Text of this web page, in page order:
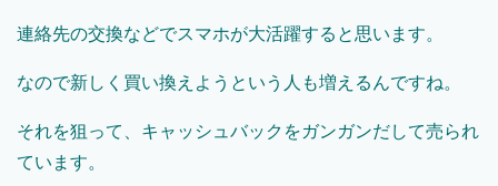
連絡先の交換などでスマホが大活躍すると思います。
なので新しく買い換えようという人も増えるんですね。
それを狙って、キャッシュバックをガンガンだして売られ
ています。